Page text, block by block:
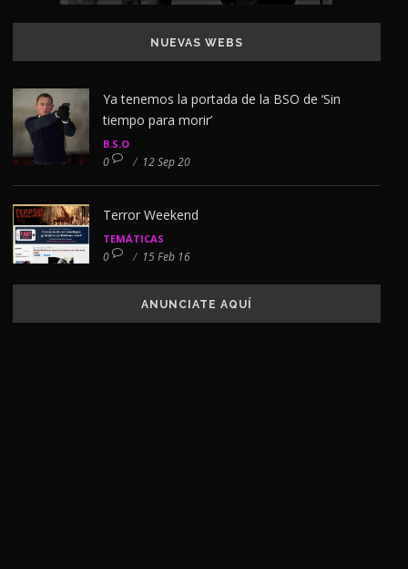
NUEVAS WEBS
Ya tenemos la portada de la BSO de ‘Sin
tiempo para morir’
B.S.O
0 / 12 Sep 20
Terror Weekend
TEMÁTICAS
0 / 15 Feb 16
ANUNCIATE AQUÍ